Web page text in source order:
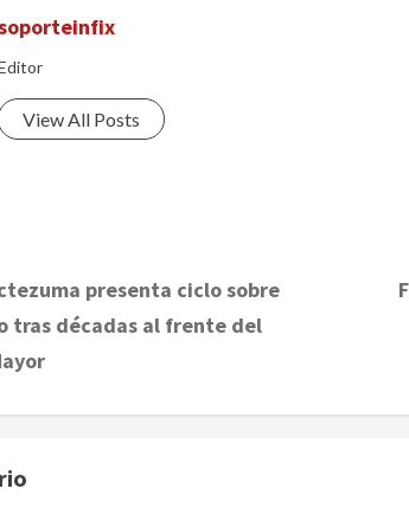
View All Posts
presenta ciclo sobre
tras décadas al frente del